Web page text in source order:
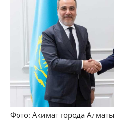
Фото: Акимат города Алматы